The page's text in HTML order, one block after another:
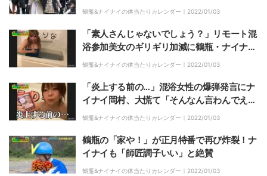
ら…」
鶴瓶&ナイナイの体当たりカレンダー｜ 2022/01/03
「素人さんじゃないでしょう？」リモート混
浴参加美女のギリギリ加減に鶴瓶・ナイナイ
岡村が激しく動揺！
鶴瓶&ナイナイの体当たりカレンダー｜ 2022/01/03
「炎上する前の…」混浴女性の爆弾発言にナ
イナイ岡村、大慌て「そんなん言わんでええ
のよ！」
鶴瓶&ナイナイの体当たりカレンダー｜ 2022/01/03
鶴瓶の「家や！」が正月特番で再び炸裂！ナ
イナイも「師匠調子いい」と絶賛
鶴瓶&ナイナイの体当たりカレンダー｜ 2022/01/03